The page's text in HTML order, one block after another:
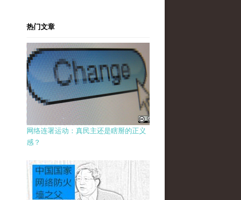
热门文章
网络连署运动：真民主还是瞎掰的正义
感？